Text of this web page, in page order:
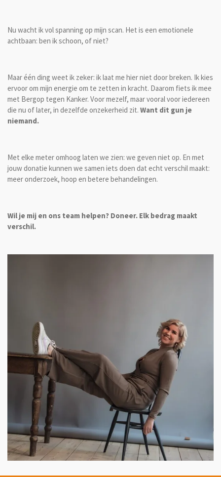
Nu wacht ik vol spanning op mijn scan. Het is een emotionele
achtbaan: ben ik schoon, of niet?
Maar één ding weet ik zeker: ik laat me hier niet door breken. Ik kies
ervoor om mijn energie om te zetten in kracht. Daarom fiets ik mee
met Bergop tegen Kanker. Voor mezelf, maar vooral voor iedereen
die nu of later, in dezelfde onzekerheid zit. Want dit gun je
niemand.
Met elke meter omhoog laten we zien: we geven niet op. En met
jouw donatie kunnen we samen iets doen dat echt verschil maakt:
meer onderzoek, hoop en betere behandelingen.
Wil je mij en ons team helpen? Doneer. Elk bedrag maakt
verschil.